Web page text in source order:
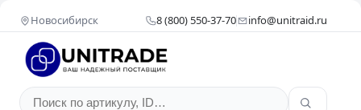
Новосибирск 8 (800) 550-37-70 info@unitraid.ru